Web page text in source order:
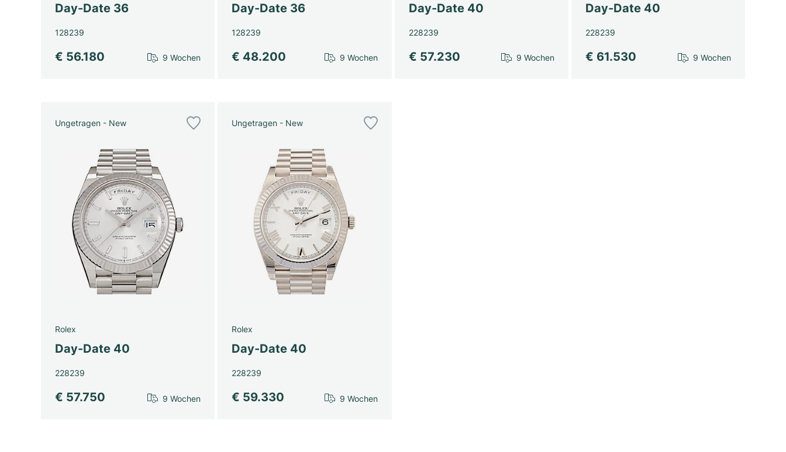
Day-Date 36
128239
€ 56.180 9 Wochen
Day-Date 36
128239
€ 48.200 9 Wochen
Day-Date 40
228239
€ 57.230 9 Wochen
Day-Date 40
228239
€ 61.530 9 Wochen
Ungetragen - New
Rolex
Day-Date 40
228239
€ 57.750 9 Wochen
Ungetragen - New
Rolex
Day-Date 40
228239
€ 59.330 9 Wochen